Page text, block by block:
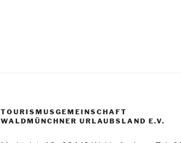
TOURISMUSGEMEINSCHAFT
WALDMÜNCHNER URLAUBSLAND E.V.